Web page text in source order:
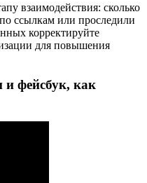
взаимодействия: сколько
ссылкам или проследили
корректируйте
для повышения
и фейсбук, как